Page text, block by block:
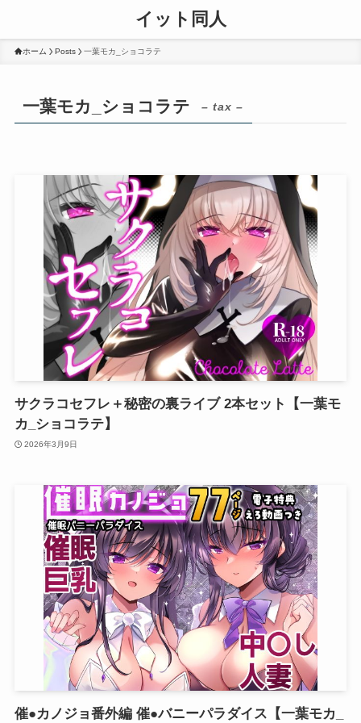
イット同人
ホーム Posts 一葉モカ_ショコラテ
一葉モカ_ショコラテ – tax –
サクラコセフレ＋秘密の裏ライブ 2本セット【一葉モ
カ_ショコラテ】
2026年3月9日
催●カノジョ番外編 催●バニーパラダイス【一葉モカ_